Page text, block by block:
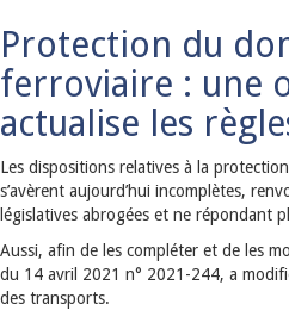
Protection du
ferroviaire : une
actualise les
Les dispositions relatives à la
s’avèrent aujourd’hui incomplètes,
législatives abrogées et ne répondant
Aussi, afin de les compléter et de les
du 14 avril 2021 n° 2021-244, a
des transports.